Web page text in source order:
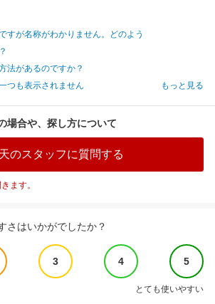
すが名称がわかりません。どのよう
法があるのですか？
つも表示されません
もっと見る
場合や、探し方について
のスタッフに質問する
ます。
さはいかがでしたか？
3 4 5
とても使いやすい